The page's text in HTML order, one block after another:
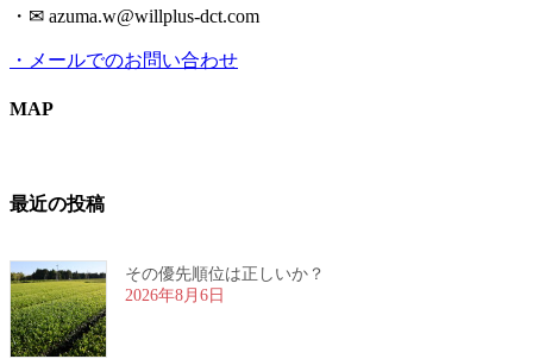
・✉ azuma.w@willplus-dct.com
・メールでのお問い合わせ
MAP
最近の投稿
その優先順位は正しいか？
2026年8月6日